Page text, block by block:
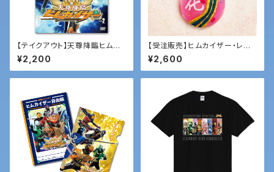
【テイクアウト】天尊降臨ヒムカ
イザーDVD第２弾
¥2,200
【受注販売】ヒムカイザー・レジ
ンコレクション05「コノハナ サク
ヤ」
¥2,600